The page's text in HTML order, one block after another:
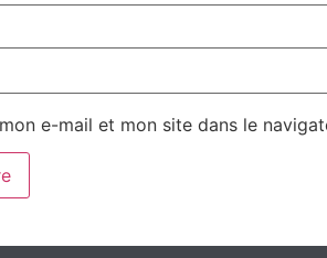
e-mail et mon site dans le